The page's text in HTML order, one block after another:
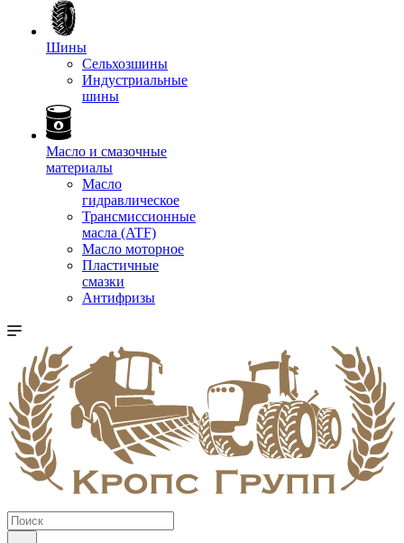
Шины
Сельхозшины
Индустриальные
шины
Масло и смазочные
материалы
Масло
гидравлическое
Трансмиссионные
масла (ATF)
Масло моторное
Пластичные
смазки
Антифризы